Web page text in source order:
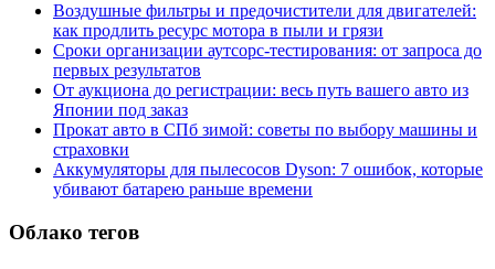
Воздушные фильтры и предочистители для двигателей:
как продлить ресурс мотора в пыли и грязи
Сроки организации аутсорс‑тестирования: от запроса до
первых результатов
От аукциона до регистрации: весь путь вашего авто из
Японии под заказ
Прокат авто в СПб зимой: советы по выбору машины и
страховки
Аккумуляторы для пылесосов Dyson: 7 ошибок, которые
убивают батарею раньше времени
Облако тегов